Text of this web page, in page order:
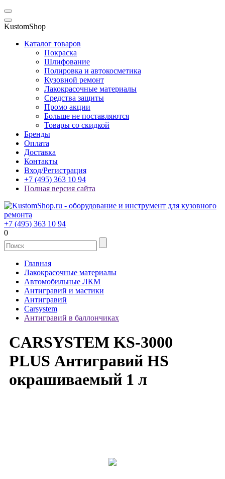
KustomShop
Каталог товаров
Покраска
Шлифование
Полировка и автокосметика
Кузовной ремонт
Лакокрасочные материалы
Средства защиты
Промо акции
Больше не поставляются
Товары со скидкой
Бренды
Оплата
Доставка
Контакты
Вход/Регистрация
+7 (495) 363 10 94
Полная версия сайта
+7 (495) 363 10 94
0
Главная
Лакокрасочные материалы
Автомобильные ЛКМ
Антигравий и мастики
Антигравий
Carsystem
Антигравий в баллончиках
CARSYSTEM KS-3000
PLUS Антигравий HS
окрашиваемый 1 л